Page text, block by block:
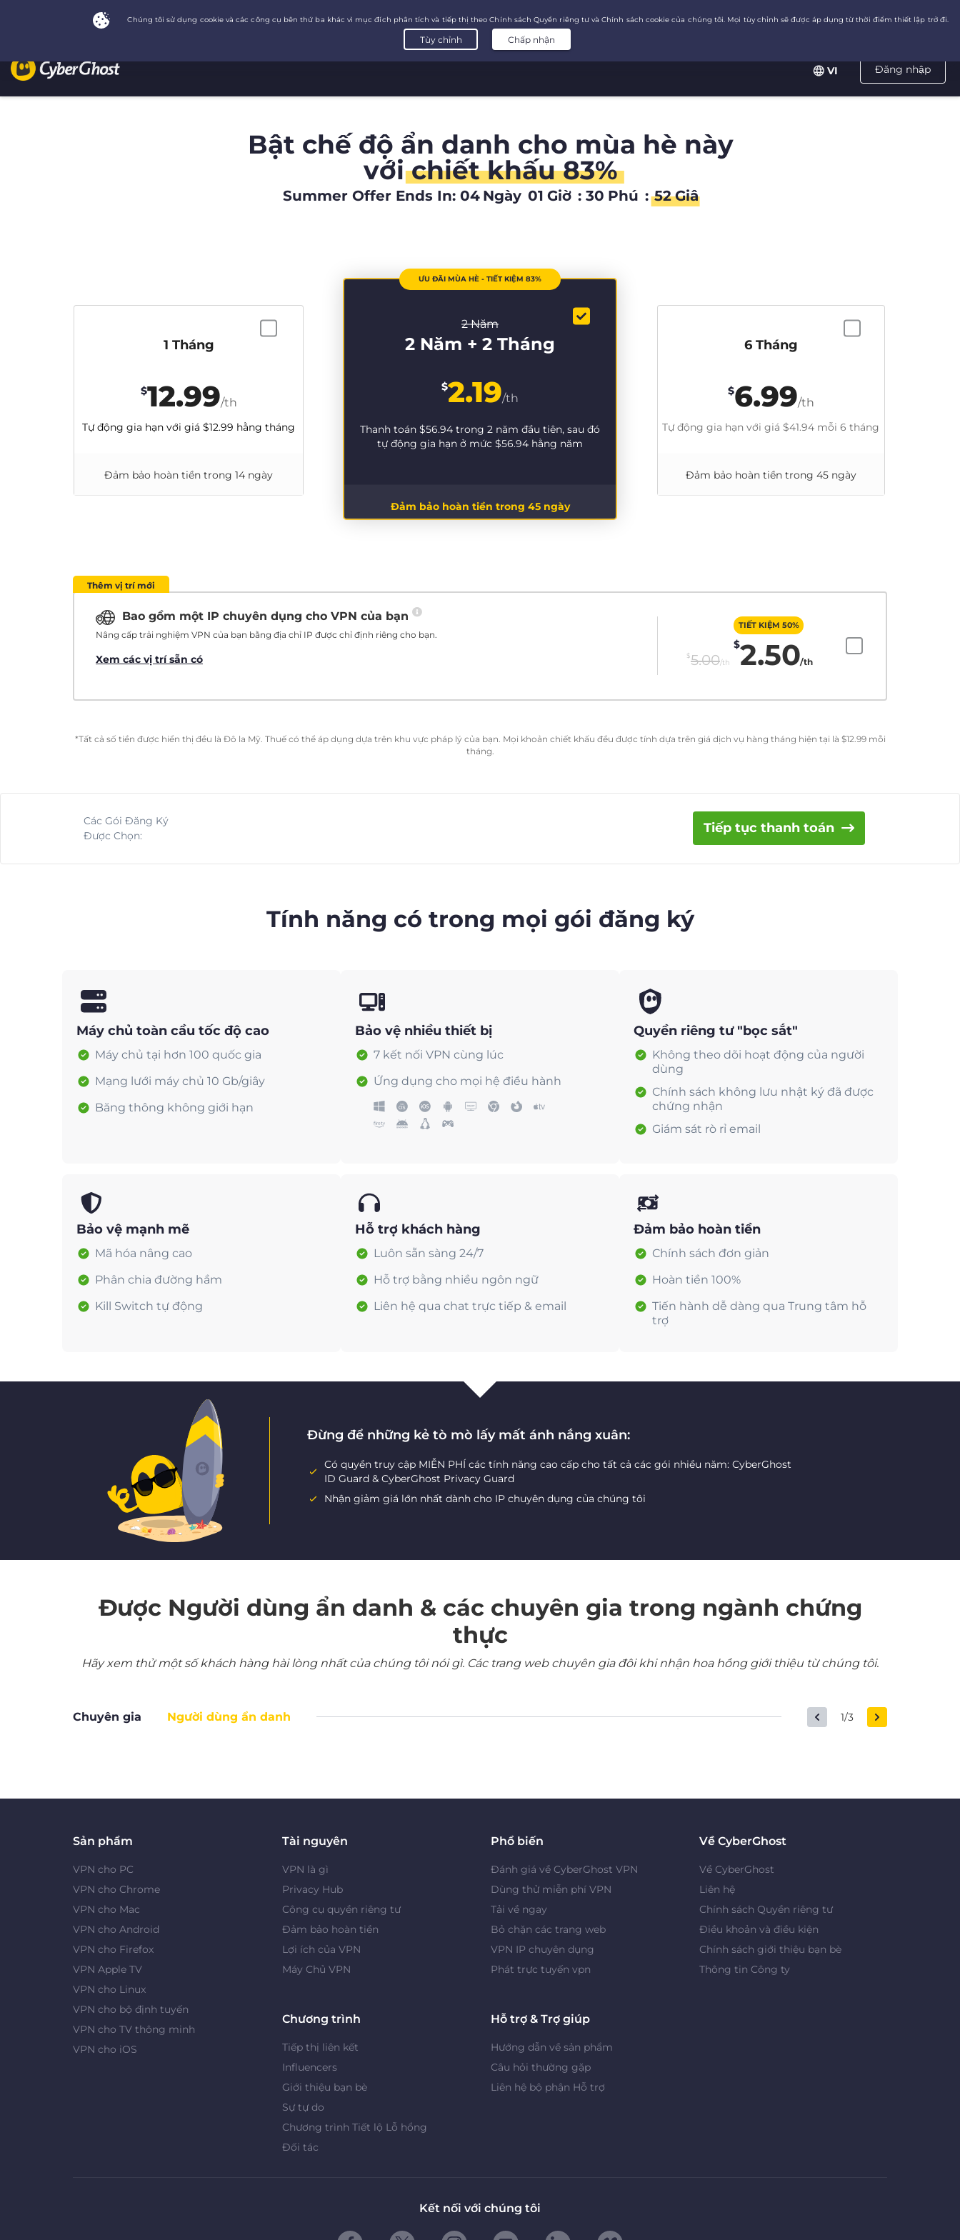
Đăng nhập
VI
Bật chế độ ẩn danh cho mùa hè này
vớichiết khấu 83%
Summer Offer Ends In: 04 Ngày 01 Giờ : 30 Phú : 51 Giâ
ƯU ĐÃI MÙA HÈ - TIẾT KIỆM 83%
2 Năm
2 Năm + 2 Tháng
$2.19/th
Thanh toán $56.94 trong 2 năm đầu tiên, sau đó
tự động gia hạn ở mức $56.94 hằng năm
Đảm bảo hoàn tiền trong 45 ngày
6 Tháng
$6.99/th
Tự động gia hạn với giá $41.94 mỗi 6 tháng
Đảm bảo hoàn tiền trong 45 ngày
1 Tháng
$12.99/th
Tự động gia hạn với giá $12.99 hằng tháng
Đảm bảo hoàn tiền trong 14 ngày
Thêm vị trí mới
Bao gồm một IP chuyên dụng cho VPN của bạn
Nâng cấp trải nghiệm VPN của bạn bằng địa chỉ IP được chỉ định riêng cho bạn.
Xem các vị trí sẵn có $5.00/th
TIẾT KIỆM 50%
$2.50/th
*Tất cả số tiền được hiển thị đều là Đô la Mỹ. Thuế có thể áp dụng dựa trên khu vực pháp lý của bạn. Mọi khoản chiết khấu đều được tính dựa trên giá dịch vụ hàng tháng hiện tại là $12.99mỗi
tháng.
Các Gói Đăng Ký
Được Chọn:
Tiếp tục thanh toán
Tính năng có trong mọi gói đăng ký
Máy chủ toàn cầu tốc độ cao
Máy chủ tại hơn 100 quốc gia
Mạng lưới máy chủ 10 Gb/giây
Băng thông không giới hạn
Bảo vệ nhiều thiết bị
7 kết nối VPN cùng lúc
Ứng dụng cho mọi hệ điều hành
Quyền riêng tư "bọc sắt"
Không theo dõi hoạt động của người
dùng
Chính sách không lưu nhật ký đã được
chứng nhận
Giám sát rò rỉ email
Bảo vệ mạnh mẽ
Mã hóa nâng cao
Phân chia đường hầm
Kill Switch tự động
Hỗ trợ khách hàng
Luôn sẵn sàng 24/7
Hỗ trợ bằng nhiều ngôn ngữ
Liên hệ qua chat trực tiếp & email
Đảm bảo hoàn tiền
Chính sách đơn giản
Hoàn tiền 100%
Tiến hành dễ dàng qua Trung tâm hỗ
trợ
Đừng để những kẻ tò mò lấy mất ánh nắng xuân:
Có quyền truy cập MIỄN PHÍ các tính năng cao cấp cho tất cả các gói nhiều năm: CyberGhost
ID Guard & CyberGhost Privacy Guard
Nhận giảm giá lớn nhất dành cho IP chuyên dụng của chúng tôi
Được Người dùng ẩn danh & các chuyên gia trong ngành chứng
thực
Hãy xem thử một số khách hàng hài lòng nhất của chúng tôi nói gì. Các trang web chuyên gia đôi khi nhận hoa hồng giới thiệu từ chúng tôi.
Chuyên gia Người dùng ẩn danh 1/3
Sản phẩm
VPN cho PC
VPN cho Chrome
VPN cho Mac
VPN cho Android
VPN cho Firefox
VPN Apple TV
VPN cho Linux
VPN cho bộ định tuyến
VPN cho TV thông minh
VPN cho iOS
Tài nguyên
VPN là gì
Privacy Hub
Công cụ quyền riêng tư
Đảm bảo hoàn tiền
Lợi ích của VPN
Máy Chủ VPN
Phổ biến
Đánh giá về CyberGhost VPN
Dùng thử miễn phí VPN
Tải về ngay
Bỏ chặn các trang web
VPN IP chuyên dụng
Phát trực tuyến vpn
Về CyberGhost
Về CyberGhost
Liên hệ
Chính sách Quyền riêng tư
Điều khoản và điều kiện
Chính sách giới thiệu bạn bè
Thông tin Công ty
Chương trình
Tiếp thị liên kết
Influencers
Giới thiệu bạn bè
Sự tự do
Chương trình Tiết lộ Lỗ hổng
Đối tác
Hỗ trợ & Trợ giúp
Hướng dẫn về sản phẩm
Câu hỏi thường gặp
Liên hệ bộ phận Hỗ trợ
Kết nối với chúng tôi